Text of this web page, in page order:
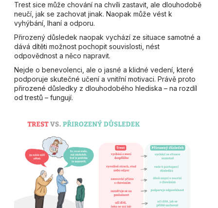
Trest sice může chování na chvíli zastavit, ale dlouhodobě
neučí, jak se zachovat jinak. Naopak může vést k
vyhýbání, lhaní a odporu.
Přirozený důsledek naopak vychází ze situace samotné a
dává dítěti možnost pochopit souvislosti, nést
odpovědnost a něco napravit.
Nejde o benevolenci, ale o jasné a klidné vedení, které
podporuje skutečné učení a vnitřní motivaci. Právě proto
přirozené důsledky z dlouhodobého hlediska – na rozdíl
od trestů – fungují.